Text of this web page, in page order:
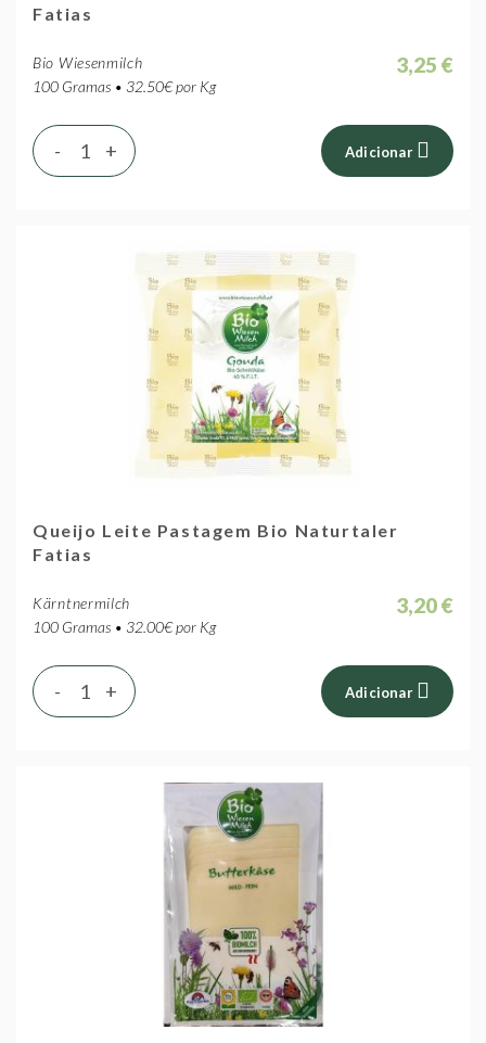
Fatias
Bio Wiesenmilch
100 Gramas • 32.50€ por Kg
3,25 €
+
- Adicionar
Queijo Leite Pastagem Bio Naturtaler
Fatias
Kärntnermilch
100 Gramas • 32.00€ por Kg
3,20 €
+
- Adicionar